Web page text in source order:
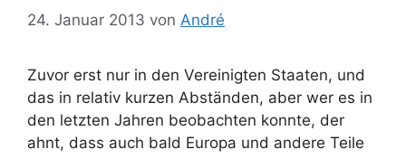
24. Januar 2013 von André
Zuvor erst nur in den Vereinigten Staaten, und
das in relativ kurzen Abständen, aber wer es in
den letzten Jahren beobachten konnte, der
ahnt, dass auch bald Europa und andere Teile